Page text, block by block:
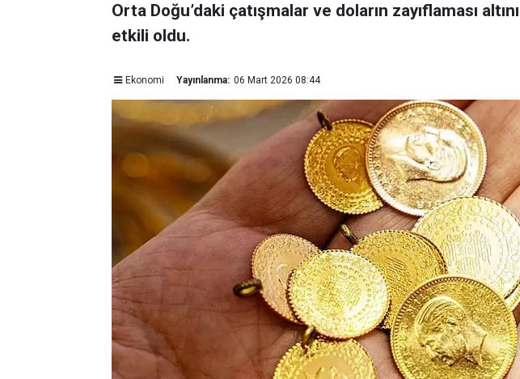
Orta Doğu’daki çatışmalar ve doların zayıflaması
etkili oldu.
Ekonomi Yayınlanma: 06 Mart 2026 08:44